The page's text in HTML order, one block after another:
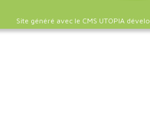
Site généré avec le CMS UTOPIA